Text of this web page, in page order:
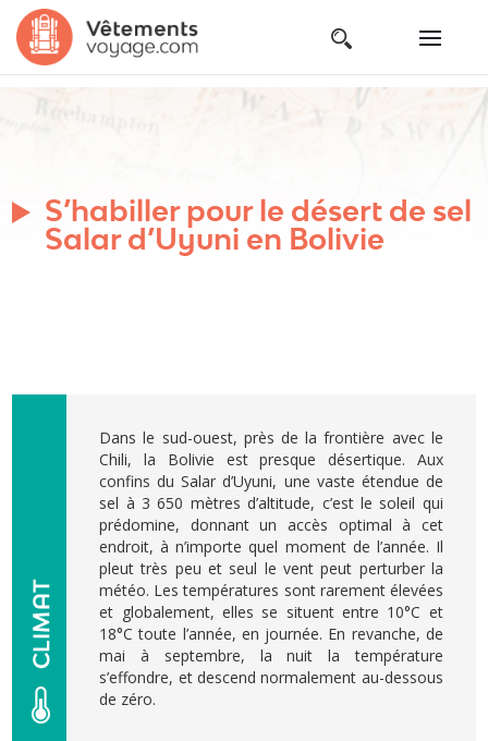
S’habiller pour le désert de sel
Salar d’Uyuni en Bolivie
Dans le sud-ouest, près de la frontière avec le
Chili, la Bolivie est presque désertique. Aux
confins du Salar d’Uyuni, une vaste étendue de
sel à 3 650 mètres d’altitude, c’est le soleil qui
prédomine, donnant un accès optimal à cet
endroit, à n’importe quel moment de l’année. Il
pleut très peu et seul le vent peut perturber la
météo. Les températures sont rarement élevées
et globalement, elles se situent entre 10°C et
18°C toute l’année, en journée. En revanche, de
mai à septembre, la nuit la température
s’effondre, et descend normalement au-dessous
de zéro.